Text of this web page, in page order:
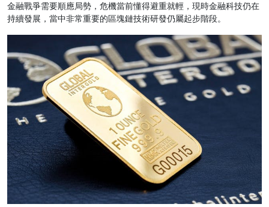
金融戰爭需要順應局勢，危機當前懂得避重就輕，現時金融科技仍在
持續發展，當中非常重要的區塊鏈技術研發仍屬起步階段。